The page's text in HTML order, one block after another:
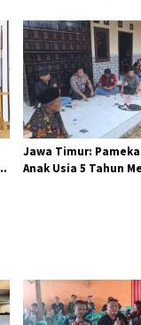
Losari
Jawa Timur:
Anak Usia 5 Tahun